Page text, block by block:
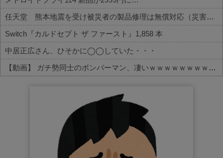
任天堂 熊本地震を受け被災者の製品修理は無償対応（災害救助法適用地域） 義援金5000万円寄付
Switch『カルドセプト ザ ファースト』1,858 本
中居正広さん、ひそかに◯◯していた・・・
【動画】 ガチ勢同士のボンバーマン、凄いｗｗｗｗｗｗｗｗｗｗｗｗ